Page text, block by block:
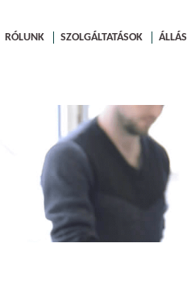
RÓLUNK SZOLGÁLTATÁSOK ÁLLÁS